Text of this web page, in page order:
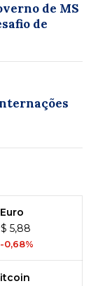
de MS
de
Euro
5,88
-0,68%